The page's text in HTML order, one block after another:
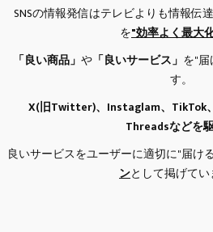
SNSの情報発信はテレビよりも情報伝
を"効率よく最大
「良い商品」 や 「良いサービス」 を"
す。
X(旧Twitter)、Instaglam、TikTok
Threadsなどを
良いサービスをユーザーに適切に"届け
ンとして掲げてい